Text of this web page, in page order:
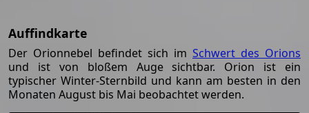
Auffindkarte
Der Orionnebel befindet sich im Schwert des Orions
und ist von bloßem Auge sichtbar. Orion ist ein
typischer Winter-Sternbild und kann am besten in den
Monaten August bis Mai beobachtet werden.